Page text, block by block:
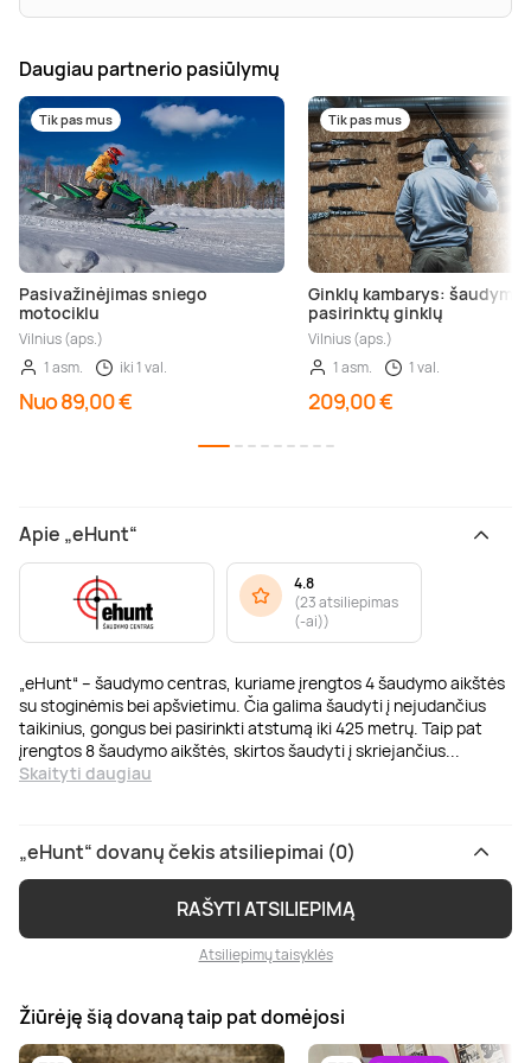
Daugiau partnerio pasiūlymų
Tik pas mus
Pasivažinėjimas sniego
motociklu
Vilnius (aps.)
1 asm.
iki 1 val.
Nuo 89,00 €
Tik pas mus
Ginklų kambarys:
pasirinktų ginklų
Vilnius (aps.)
1 asm.
1 val.
209,00 €
Apie „eHunt“
„eHunt“ – šaudymo centras, kuriame įrengtos 4 šaudymo aikštės
su stoginėmis bei apšvietimu. Čia galima šaudyti į nejudančius
taikinius, gongus bei pasirinkti atstumą iki 425 metrų. Taip pat
įrengtos 8 šaudymo aikštės, skirtos šaudyti į skriejančius
Skaityti daugiau
4.8
(23 atsiliepimas
(-ai))
„eHunt“ dovanų čekis atsiliepimai (0)
RAŠYTI ATSILIEPIMĄ
Atsiliepimų taisyklės
Žiūrėję šią dovaną taip pat domėjosi